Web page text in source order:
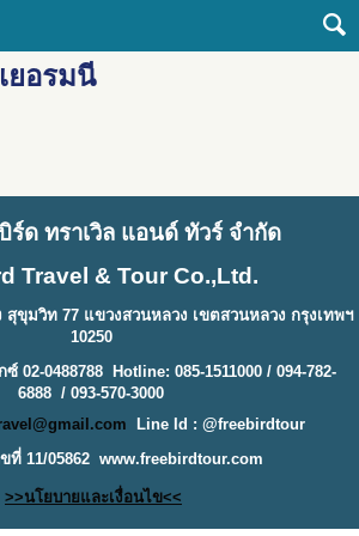
ยอรมนี
ร์ด ทราเวิล แอนด์ ทัวร์ จำกัด
Travel & Tour Co.,Ltd.
สุขุมวิท 77 แขวงสวนหลวง เขตสวนหลวง กรุงเทพฯ
10250
02-0488788 Hotline: 085-1511000 / 094-782-
6888 / 093-570-3000
Line Id : @freebirdtour
ที่ 11/05862 www.freebirdtour.com
>>นโยบายและเงื่อนไข<<